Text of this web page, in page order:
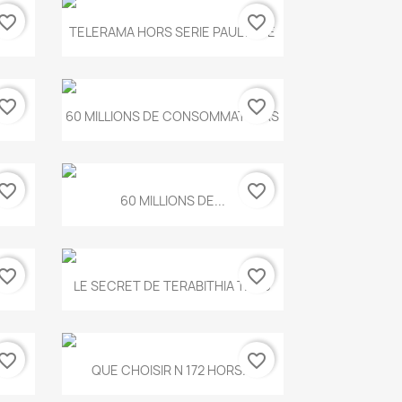
Aperçu rapide
TELERAMA HORS SERIE PAUL KLEE
favorite_border
Aperçu rapide
60 MILLIONS DE CONSOMMATEURS
favorite_border
Aperçu rapide
60 MILLIONS DE... favorite_border
Aperçu rapide
LE SECRET DE TERABITHIA T.560
favorite_border
Aperçu rapide
QUE CHOISIR N 172 HORS...favorite_border